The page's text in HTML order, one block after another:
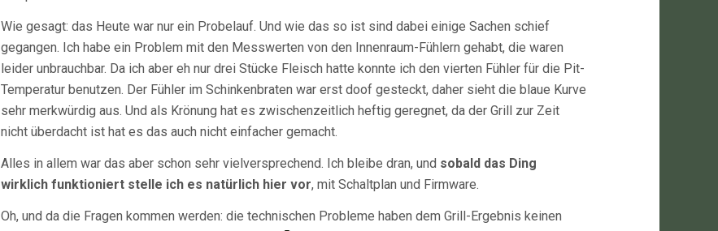
Wie gesagt: das Heute war nur ein Probelauf. Und wie das so ist sind dabei einige Sachen schief
gegangen. Ich habe ein Problem mit den Messwerten von den Innenraum-Fühlern gehabt, die waren
leider unbrauchbar. Da ich aber eh nur drei Stücke Fleisch hatte konnte ich den vierten Fühler für die Pit-
Temperatur benutzen. Der Fühler im Schinkenbraten war erst doof gesteckt, daher sieht die blaue Kurve
sehr merkwürdig aus. Und als Krönung hat es zwischenzeitlich heftig geregnet, da der Grill zur Zeit
nicht überdacht ist hat es das auch nicht einfacher gemacht.
Alles in allem war das aber schon sehr vielversprechend. Ich bleibe dran, und sobald das Ding
wirklich funktioniert stelle ich es natürlich hier vor, mit Schaltplan und Firmware.
Oh, und da die Fragen kommen werden: die technischen Probleme haben dem Grill-Ergebnis keinen